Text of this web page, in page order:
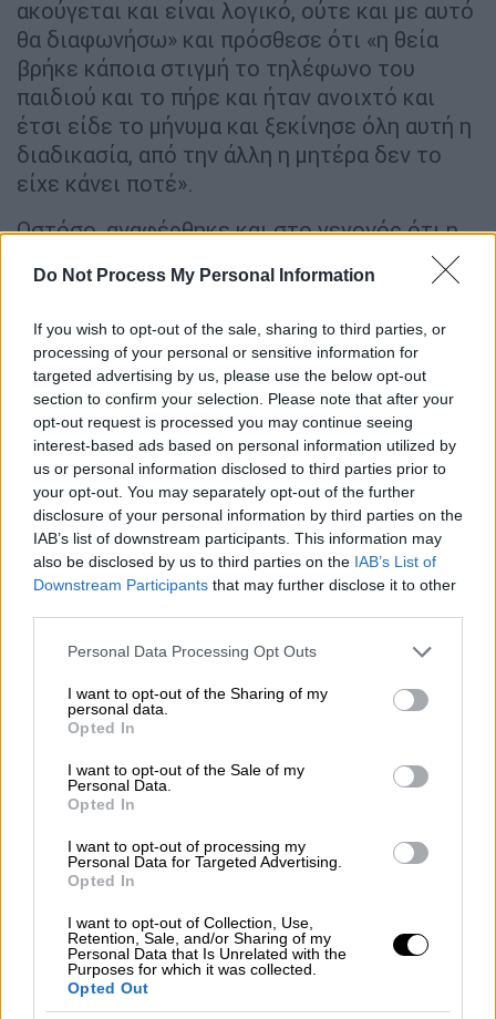
Do Not Process My Personal Information
If you wish to opt-out of the sale, sharing to third parties, or
processing of your personal or sensitive information for
targeted advertising by us, please use the below opt-out
section to confirm your selection. Please note that after your
opt-out request is processed you may continue seeing
interest-based ads based on personal information utilized by
us or personal information disclosed to third parties prior to
your opt-out. You may separately opt-out of the further
disclosure of your personal information by third parties on the
IAB’s list of downstream participants. This information may
also be disclosed by us to third parties on the IAB’s List of
Downstream Participants that may further disclose it to other
Please note that this website/app uses one or more Google
not limited to your visit or usage behaviour. You may click to
grant or deny consent to Google and its third-party tags to
use your data for below specified purposes in below Google
consent section.
Personal Data Processing Opt Outs
I want to opt-out of the Sharing of my
personal data.
Opted In
I want to opt-out of the Sale of my
Personal Data.
Opted In
I want to opt-out of processing my
Personal Data for Targeted Advertising.
Opted In
I want to opt-out of Collection, Use,
Retention, Sale, and/or Sharing of my
Personal Data that Is Unrelated with the
Purposes for which it was collected.
Opted Out
ακούγεται και είναι λογικό, ούτε και με αυτό
θα διαφωνήσω» και πρόσθεσε ότι «η θεία
βρήκε κάποια στιγμή το τηλέφωνο του
παιδιού και το πήρε και ήταν ανοιχτό και
έτσι είδε το μήνυμα και ξεκίνησε όλη αυτή η
διαδικασία, από την άλλη η μητέρα δεν το
είχε κάνει ποτέ».
Ωστόσο, αναφέρθηκε και στο γεγονός ότι η
κατηγορούμενη μητέρα όπως και η 19χρονη
κόρη της και ο 18χρονος γιος της μίλησαν
υπέρ της 37χρονης και σημείωσε «δηλαδή
όλοι αυτοί οι άνθρωποι πέφτουν τόσο έξω
για την μητέρα; Ότι υπάρχει παραμέληση, δεν
θα πω όχι».
Σε επισήμανση ότι εισαγγελέας και
ανακρίτρια ομόφωνα αποφάσισαν την
προφυλάκιση της μητέρας, ο κ. Λύτρας
σχολίασε, σύμφωνα με την ΕΡΤ: « Δεν είναι η
πρώτη φορά που βλέπεις μια τέτοια διάταξη
και στο δικαστήριο να βλέπεις άλλο
αποτέλεσμα», προσθέτοντας «εμένα μου
ασχοληθούμε με τους βιαστές γιατί εδώ
μιλάμε για βιαστές».
«Μου κάνει λίγο ότι κάποιος ή κάποιοι
προσπαθούν να πετάξουν την μπάλα στην
εξέδρα γιατί ενδεχομένως υπάρχουν και
κάποιοι οι οποίοι θα είναι άνθρωποι που θα
διάφορα πράγματα» ανέφερε ο κ. Λύτρας.
Ερωτηθείς εάν υπάρχουν πρόσωπα που
κάποιοι θέλουν να τα προστατεύσουν είπε